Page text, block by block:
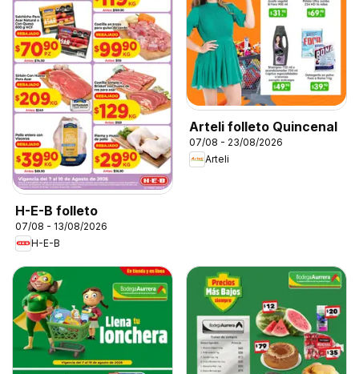
H-E-B folleto
07/08 - 13/08/2026
H-E-B
Arteli folleto Quincenal
07/08 - 23/08/2026
Arteli